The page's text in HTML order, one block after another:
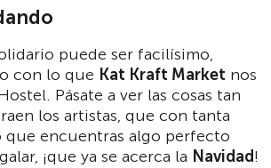
puede ser facilísimo,
con lo que Kat Kraft Market nos
Pásate a ver las cosas tan
los artistas, que con tanta
que encuentras algo perfecto
¡que ya se acerca la Navidad!